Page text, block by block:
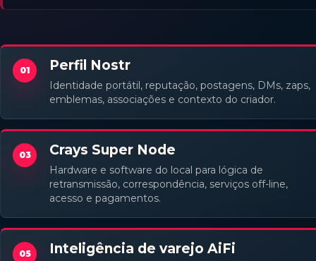
01 Perfil Nostr
Identidade portátil, reputação, postagens, DMs, zaps,
emblemas, associações e contexto do criador.
03 Crays Super Node
Hardware e software do local para lógica de
retransmissão, correspondência, serviços off-line,
acesso e pagamentos.
05 Inteligência de varejo AiFi